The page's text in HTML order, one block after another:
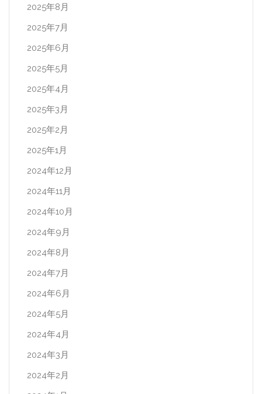
2025年8月
2025年7月
2025年6月
2025年5月
2025年4月
2025年3月
2025年2月
2025年1月
2024年12月
2024年11月
2024年10月
2024年9月
2024年8月
2024年7月
2024年6月
2024年5月
2024年4月
2024年3月
2024年2月